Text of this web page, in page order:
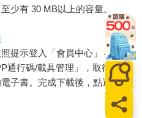
少有 30 MB以上的容量。
提示登入「會員中心」→「我
通行碼/載具管理」，取得通行
子書。完成下載後，點選任一